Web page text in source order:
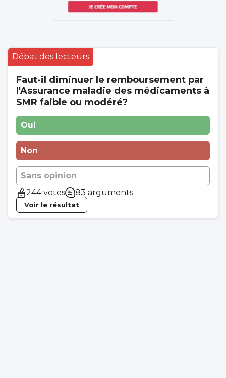
Débat des lecteurs
Faut-il diminuer le remboursement par
l'Assurance maladie des médicaments à
SMR faible ou modéré?
Oui
Non
Sans opinion
244 votes
83 arguments
Voir le résultat